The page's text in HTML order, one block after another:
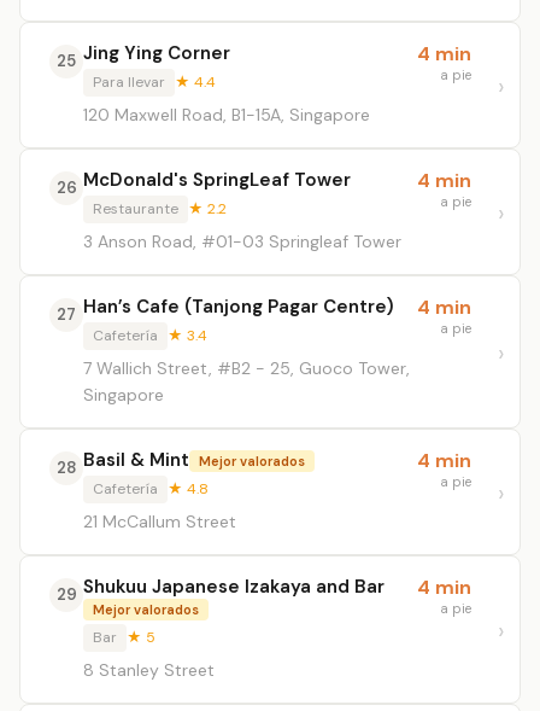
25 Jing Ying Corner
Para llevar ★ 4.4
120 Maxwell Road, B1-15A, Singapore
4 min
a pie
26 McDonald's SpringLeaf Tower
Restaurante ★ 2.2
3 Anson Road, #01-03 Springleaf Tower
4 min
a pie
27 Han’s Cafe (Tanjong Pagar Centre)
Cafetería ★ 3.4
7 Wallich Street, #B2 - 25, Guoco Tower,
Singapore
4 min
a pie
28 Basil & Mint Mejor valorados
Cafetería ★ 4.8
21 McCallum Street
4 min
a pie
29 Shukuu Japanese Izakaya and Bar
Mejor valorados
Bar ★ 5
8 Stanley Street
4 min
a pie